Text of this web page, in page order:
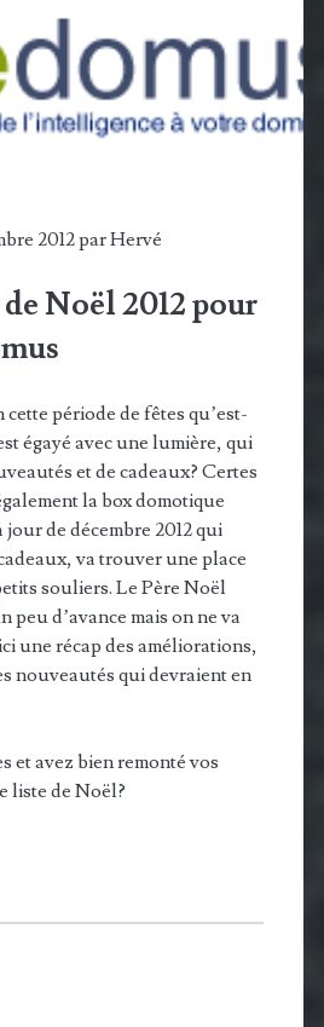
2012 parHervé
Noël 2012 pour
période de fêtes qu’est-
égayé avec une lumière, qui
et de cadeaux? Certes
la box domotique
jour de décembre 2012 qui
va trouver une place
souliers. Le Père Noël
peu d’avance mais on ne va
une récap des améliorations,
nouveautés qui devraient en
et avez bien remonté vos
liste de Noël?